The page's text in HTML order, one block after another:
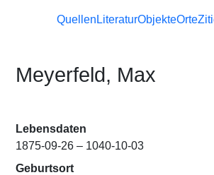
Quellen LiteraturObjekteOrte
Meyerfeld, Max
Lebensdaten
1875-09-26 – 1040-10-03
Geburtsort